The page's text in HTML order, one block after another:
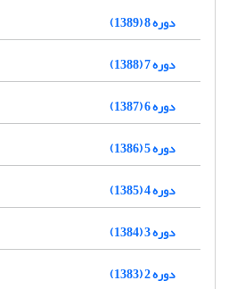
دوره 8 (1389)
دوره 7 (1388)
دوره 6 (1387)
دوره 5 (1386)
دوره 4 (1385)
دوره 3 (1384)
دوره 2 (1383)